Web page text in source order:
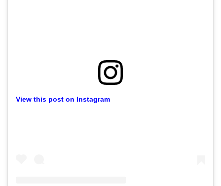
View this post on Instagram